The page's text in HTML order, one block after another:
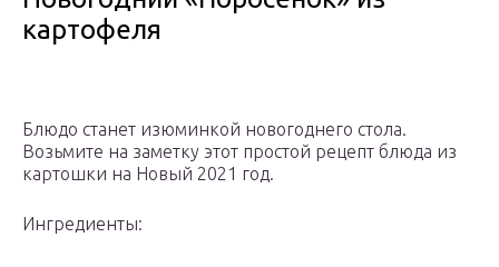
картофеля
Блюдо станет изюминкой новогоднего стола.
Возьмите на заметку этот простой рецепт блюда из
картошки на Новый 2021 год.
Ингредиенты: